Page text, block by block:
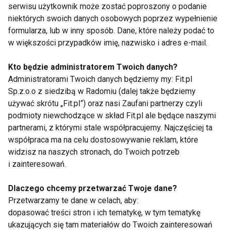
postać bezbarwnikowa - szczególnie
ciężka odmiana czerniaka, nie
zawierająca lub zawierająca znikome
małym zróżnicowaniu komórek
nowotworowych, a więc o większej
złośliwości i bardziej niepomyślnym
przebiegu.
Oceny złośliwości czerniaka dokonuje się w
zależności od typu nowotworu i głębokości
Clarka). Wyróżnia się 5 stopni złośliwości według
Clarka (I-V), przy czym stopień pierwszy jest
najłagodniejszy (zmiany dotyczą tylko naskórka).
serwisu użytkownik może zostać poproszony o podanie
niektórych swoich danych osobowych poprzez wypełnienie
formularza, lub w inny sposób. Dane, które należy podać to
w większości przypadków imię, nazwisko i adres e-mail.
Kto będzie administratorem Twoich danych?
Administratorami Twoich danych będziemy my: Fit.pl
Sp.z.o.o z siedzibą w Radomiu (dalej także będziemy
używać skrótu „Fit.pl”) oraz nasi Zaufani partnerzy czyli
podmioty niewchodzące w skład Fit.pl ale będące naszymi
partnerami, z którymi stale współpracujemy. Najczęściej ta
współpraca ma na celu dostosowywanie reklam, które
widzisz na naszych stronach, do Twoich potrzeb
i zainteresowań.
Dlaczego chcemy przetwarzać Twoje dane?
Przetwarzamy te dane w celach, aby:
dopasować treści stron i ich tematykę, w tym tematykę
ukazujących się tam materiałów do Twoich zainteresowań